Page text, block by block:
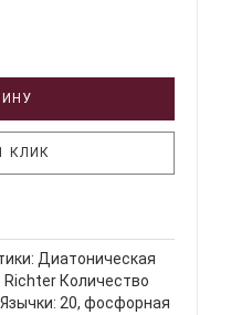
КЛИК
Диатоническая
Richter Количество
20, фосфорная